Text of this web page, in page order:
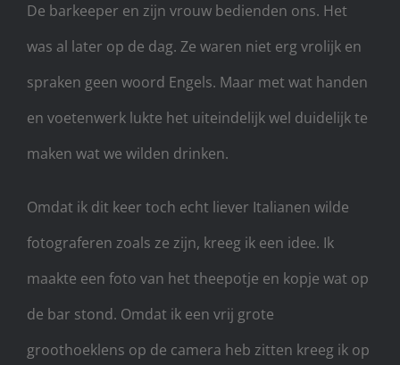
De barkeeper en zijn vrouw bedienden ons. Het
was al later op de dag. Ze waren niet erg vrolijk en
spraken geen woord Engels. Maar met wat handen
en voetenwerk lukte het uiteindelijk wel duidelijk te
maken wat we wilden drinken.
Omdat ik dit keer toch echt liever Italianen wilde
fotograferen zoals ze zijn, kreeg ik een idee. Ik
maakte een foto van het theepotje en kopje wat op
de bar stond. Omdat ik een vrij grote
groothoeklens op de camera heb zitten kreeg ik op